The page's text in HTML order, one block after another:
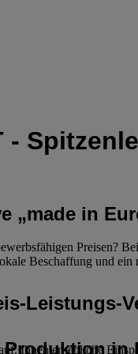
-
„made in
Preisen?
Beschaffung und
Leistungs-
Ihnen erhebliche
Produktion in